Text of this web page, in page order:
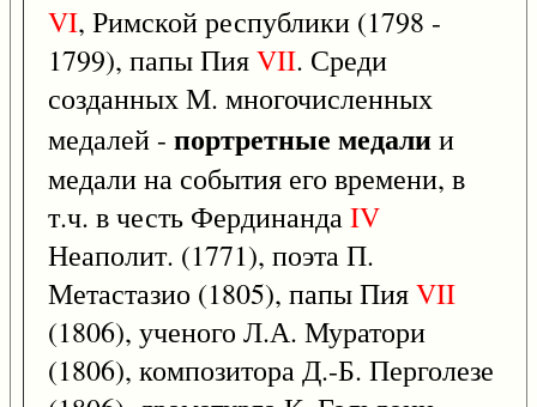
VI, Римской республики (1798 -
1799), папы ПияVII. Среди
созданных М. многочисленных
медалей - портретные медалии
медали на события его времени, в
т.ч. в честь ФердинандаIV
Неаполит. (1771), поэта П.
Метастазио (1805), папы ПияVII
(1806), ученого Л.А. Муратори
(1806), композитора Д.-Б. Перголезе